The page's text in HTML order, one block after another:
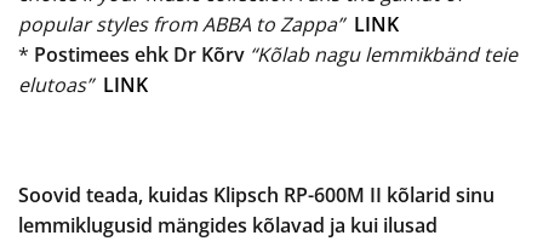
popular styles from ABBA to Zappa” LINK
* Postimees ehk Dr Kõrv “Kõlab nagu lemmikbänd teie
elutoas” LINK
Soovid teada, kuidas Klipsch RP-600M II kõlarid sinu
lemmiklugusid mängides kõlavad ja kui ilusad